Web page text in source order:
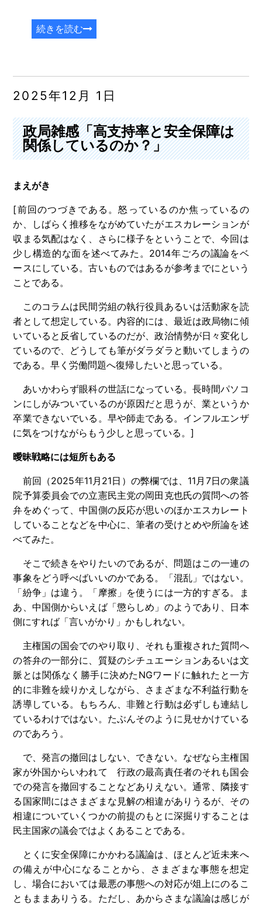
続きを読む
2025年12月 1日
政局雑感「高支持率と安全保障は
関係しているのか？」
まえがき
[前回のつづきである。怒っているのか焦っているの
か、しばらく推移をながめていたがエスカレーションが
収まる気配はなく、さらに様子をということで、今回は
少し構造的な面を述べてみた。2014年ごろの議論をベ
ースにしている。古いものではあるが参考までにという
ことである。
このコラムは民間労組の執行役員あるいは活動家を読
者として想定している。内容的には、最近は政局物に傾
いていると反省しているのだが、政治情勢が日々変化し
ているので、どうしても筆がダラダラと動いてしまうの
である。早く労働問題へ復帰したいと思っている。
あいかわらず眼科の世話になっている。長時間パソコ
ンにしがみついているのが原因だと思うが、業というか
卒業できないでいる。早や師走である。インフルエンザ
に気をつけながらもう少しと思っている。]
曖昧戦略には短所もある
前回（2025年11月21日）の弊欄では、11月7日の衆議
院予算委員会での立憲民主党の岡田克也氏の質問への答
弁をめぐって、中国側の反応が思いのほかエスカレート
していることなどを中心に、筆者の受けとめや所論を述
べてみた。
そこで続きをやりたいのであるが、問題はこの一連の
事象をどう呼べばいいのかである。「混乱」ではない。
「紛争」は違う。「摩擦」を使うには一方的すぎる。ま
あ、中国側からいえば「懲らしめ」のようであり、日本
側にすれば「言いがかり」かもしれない。
主権国の国会でのやり取り、それも重複された質問へ
の答弁の一部分に、質疑のシチュエーションあるいは文
脈とは関係なく勝手に決めたNGワードに触れたと一方
的に非難を繰りかえしながら、さまざまな不利益行動を
誘導している。もちろん、非難と行動は必ずしも連結し
ているわけではない。たぶんそのように見せかけている
のであろう。
で、発言の撤回はしない、できない。なぜなら主権国
家が外国からいわれて 行政の最高責任者のそれも国会
での発言を撤回することなどありえない。通常、隣接す
る国家間にはさまざまな見解の相違がありうるが、その
相違についていくつかの前提のもとに深掘りすることは
民主国家の議会ではよくあることである。
とくに安全保障にかかわる議論は、ほとんど近未来へ
の備えが中心になることから、さまざまな事態を想定
し、場合においては最悪の事態への対応が俎上にのるこ
ともままありうる。ただし、あからさまな議論は感じが